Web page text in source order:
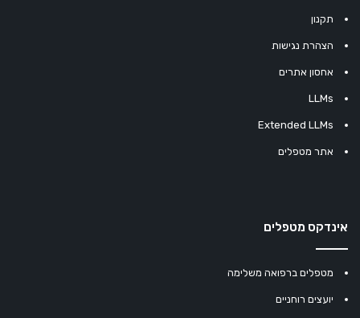
תקנון
הצהרת נגישות
אחסון אתרים
LLMs
Extended LLMs
אתר מטפלים
אינדקס מטפלים
מטפלים ברפואה משלימה
יועצים רוחניים